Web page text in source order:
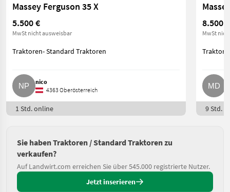
Massey Ferguson 35 X
5.500 €
MwSt nicht ausweisbar
Traktoren- Standard Traktoren
nico
4363 Oberösterreich
1 Std. online
8.500 €
MwSt
9 Std.
Sie haben Traktoren / Standard Traktoren zu
verkaufen?
Auf Landwirt.com erreichen Sie über 545.000 registrierte Nutzer.
Jetzt inserieren